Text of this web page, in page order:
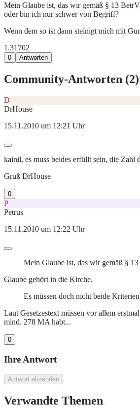
Mein Glaube ist, das wir gemäß § 13
oder bin ich nur schwer von Begriff?
Wenn dem so ist dann steinigt mich mit
1.31702
0 Antworten
Community-Antworten (2)
D
DrHouse
15.11.2010 um 12:21 Uhr
kainil, es muss beides erfüllt sein, die Zahl
Gruß DrHouse
0
P
Petrus
15.11.2010 um 12:22 Uhr
Mein Glaube ist, das wir gemäß §
Glaube gehört in die Kirche.
Es müssen doch nicht beide
Laut Gesetzestext müssen vor allem
mind. 278 MA habt...
0
Ihre Antwort
Antwort absenden
Verwandte Themen